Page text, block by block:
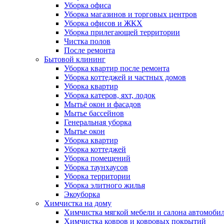
Уборка офиса
Уборка магазинов и торговых центров
Уборка офисов и ЖКХ
Уборка прилегающей территории
Чистка полов
После ремонта
Бытовой клининг
Уборка квартир после ремонта
Уборка коттеджей и частных домов
Уборка квартир
Уборка катеров, яхт, лодок
Мытьё окон и фасадов
Мытье бассейнов
Генеральная уборка
Мытье окон
Уборка квартир
Уборка коттеджей
Уборка помещений
Уборка таунхаусов
Уборка территории
Уборка элитного жилья
Экоуборка
Химчистка на дому
Химчистка мягкой мебели и салона
Химчистка ковров и ковровых покрытий